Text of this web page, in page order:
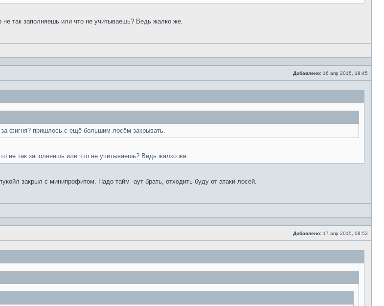
не так заполняешь или что не учитываешь? Ведь жалко же.
Сообщение
Добавлено: 16 апр 2015, 19:45
за фигня? пришлось с ещё большим лосём закрывать.
не так заполняешь или что не учитываешь? Ведь жалко же.
закрыл с минипрофитом. Надо тайм -аут брать, отходить буду от атаки лосей.
Сообщение
Добавлено: 17 апр 2015, 08:53